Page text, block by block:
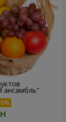
ансамбль"